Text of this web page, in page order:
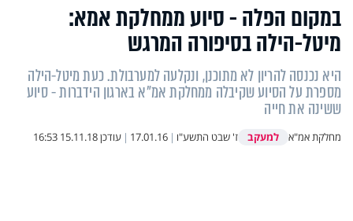
במקום הפלה - סיוע ממחלקת אמא:
מיטל-הילה בסיפורה המרגש
היא נכנסה להריון לא מתוכנן, ונקלעה למערבולת. כעת מיטל-הילה
מספרת על הסיוע שקיבלה ממחלקת אמ"א בארגון הידברות - סיוע
ששינה את חייה
מחלקת אמ"א למעקב ז' שבט התשע"ו |
17.01.16
| עודכן15.11.18 16:53